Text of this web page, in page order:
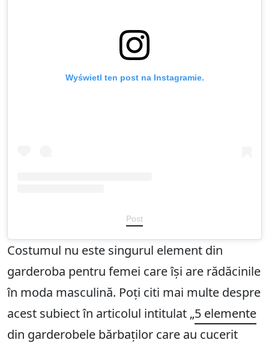
Wyświetl ten post na Instagramie.
Post
Costumul nu este singurul element din
garderoba pentru femei care își are rădăcinile
în moda masculină. Poți citi mai multe despre
acest subiect în articolul intitulat „5 elemente
din garderobele bărbaților care au cucerit